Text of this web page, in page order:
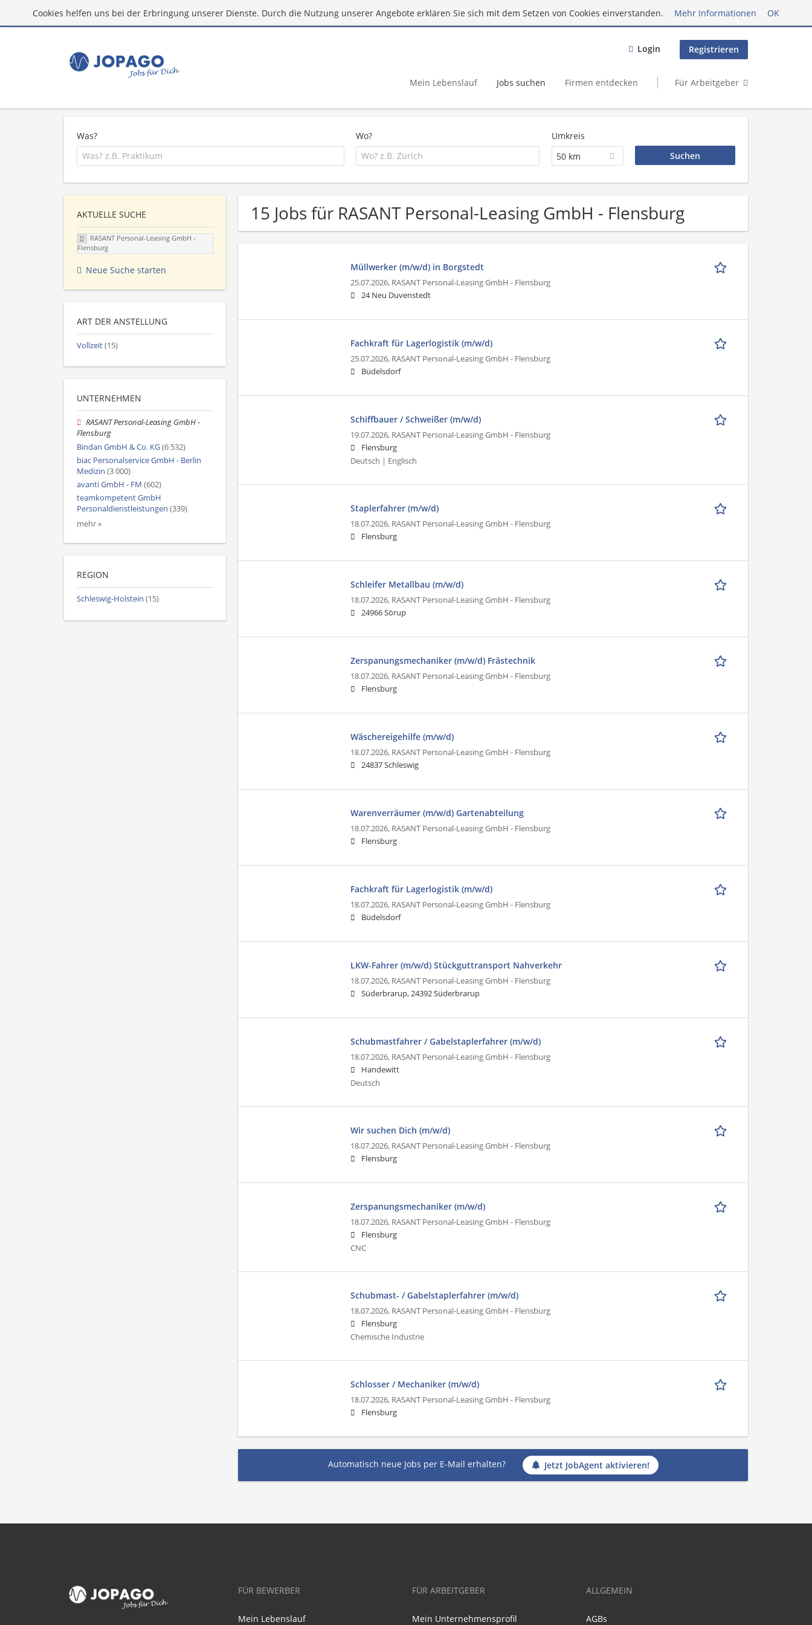
Cookies helfen uns bei der Erbringung unserer Dienste. Durch die Nutzung unserer Angebote erklären Sie sich mit dem Setzen von Cookies einverstanden. Mehr Informationen OK
Login Registrieren
Mein Lebenslauf Jobs suchen Firmen entdecken Für Arbeitgeber
Was? Wo?
Umkreis
50 km
15 Jobs für RASANT Personal-Leasing GmbH - Flensburg
Müllwerker (m/w/d) in Borgstedt
25.07.2026, RASANT Personal-Leasing GmbH - Flensburg
24 Neu Duvenstedt
Fachkraft für Lagerlogistik (m/w/d)
25.07.2026, RASANT Personal-Leasing GmbH - Flensburg
Büdelsdorf
Schiffbauer / Schweißer (m/w/d)
19.07.2026, RASANT Personal-Leasing GmbH - Flensburg
Flensburg
Deutsch | Englisch
Staplerfahrer (m/w/d)
18.07.2026, RASANT Personal-Leasing GmbH - Flensburg
Flensburg
Schleifer Metallbau (m/w/d)
18.07.2026, RASANT Personal-Leasing GmbH - Flensburg
24966 Sörup
Zerspanungsmechaniker (m/w/d) Frästechnik
18.07.2026, RASANT Personal-Leasing GmbH - Flensburg
Flensburg
Wäschereigehilfe (m/w/d)
18.07.2026, RASANT Personal-Leasing GmbH - Flensburg
24837 Schleswig
Warenverräumer (m/w/d) Gartenabteilung
18.07.2026, RASANT Personal-Leasing GmbH - Flensburg
Flensburg
Fachkraft für Lagerlogistik (m/w/d)
18.07.2026, RASANT Personal-Leasing GmbH - Flensburg
Büdelsdorf
LKW-Fahrer (m/w/d) Stückguttransport Nahverkehr
18.07.2026, RASANT Personal-Leasing GmbH - Flensburg
Süderbrarup, 24392 Süderbrarup
Schubmastfahrer / Gabelstaplerfahrer (m/w/d)
18.07.2026, RASANT Personal-Leasing GmbH - Flensburg
Handewitt
Deutsch
Wir suchen Dich (m/w/d)
18.07.2026, RASANT Personal-Leasing GmbH - Flensburg
Flensburg
Zerspanungsmechaniker (m/w/d)
18.07.2026, RASANT Personal-Leasing GmbH - Flensburg
Flensburg
CNC
Schubmast- / Gabelstaplerfahrer (m/w/d)
18.07.2026, RASANT Personal-Leasing GmbH - Flensburg
Flensburg
Chemische Industrie
Schlosser / Mechaniker (m/w/d)
18.07.2026, RASANT Personal-Leasing GmbH - Flensburg
Flensburg
Automatisch neue Jobs per E-Mail erhalten? Jetzt JobAgent aktivieren!
AKTUELLE SUCHE
RASANT Personal-Leasing GmbH -
Flensburg
Neue Suche starten
ART DER ANSTELLUNG
Vollzeit(15)
UNTERNEHMEN
RASANT Personal-Leasing GmbH -
Flensburg
Bindan GmbH & Co. KG(6 532)
biac Personalservice GmbH - Berlin
Medizin (3 000)
avanti GmbH - FM (602)
teamkompetent GmbH
Personaldienstleistungen (339)
mehr »
REGION
Schleswig-Holstein (15)
FÜR BEWERBER
Mein Lebenslauf
FÜR ARBEITGEBER
Mein Unternehmensprofil
ALLGEMEIN
AGBs